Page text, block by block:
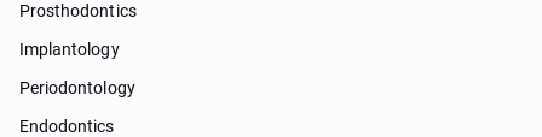
Prosthodontics
Implantology
Periodontology
Endodontics